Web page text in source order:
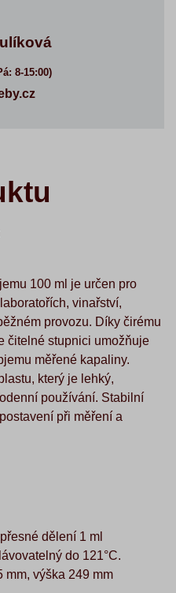
8-15:00)
100 ml je určen pro
vinařství,
provozu. Díky čirému
čitelné stupnici umožňuje
měřené kapaliny.
který je lehký,
používání. Stabilní
při měření a
dělení 1 ml
do 121°C.
mm, výška 249 mm